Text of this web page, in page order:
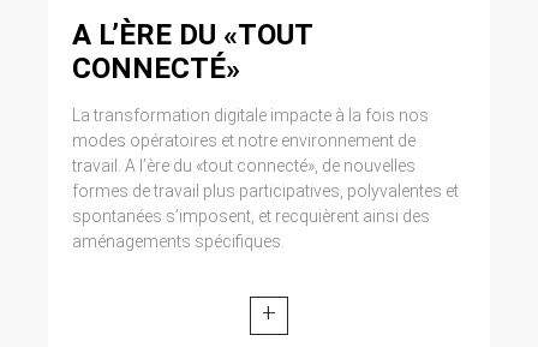
A L’ÈRE DU «TOUT
CONNECTÉ»
La transformation digitale impacte à la fois nos
modes opératoires et notre environnement de
travail. A l’ère du «tout connecté», de nouvelles
formes de travail plus participatives, polyvalentes et
spontanées s’imposent, et recquièrent ainsi des
aménagements spécifiques.
+